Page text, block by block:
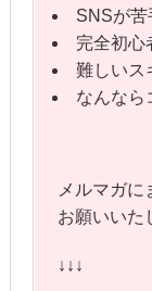
SNSが苦
完全初心
難しいス
なんなら
メルマガに
お願いいた
↓↓↓